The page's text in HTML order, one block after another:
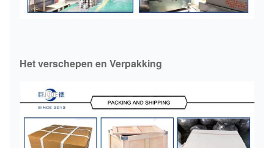
Het verschepen en Verpakking